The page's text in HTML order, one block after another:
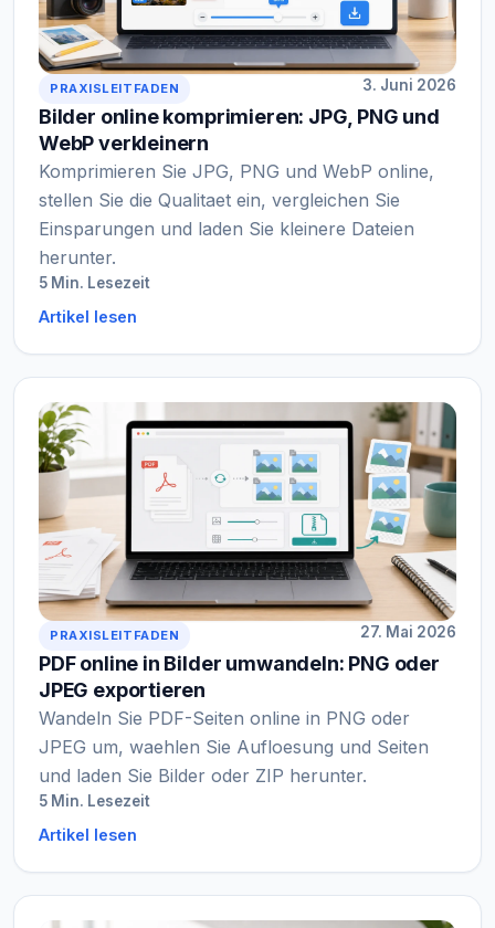
PRAXISLEITFADEN 3. Juni 2026
Bilder online komprimieren: JPG, PNG und
WebP verkleinern
Komprimieren Sie JPG, PNG und WebP online,
stellen Sie die Qualitaet ein, vergleichen Sie
Einsparungen und laden Sie kleinere Dateien
herunter.
5 Min. Lesezeit
Artikel lesen
PRAXISLEITFADEN 27. Mai 2026
PDF online in Bilder umwandeln: PNG oder
JPEG exportieren
Wandeln Sie PDF-Seiten online in PNG oder
JPEG um, waehlen Sie Aufloesung und Seiten
und laden Sie Bilder oder ZIP herunter.
5 Min. Lesezeit
Artikel lesen